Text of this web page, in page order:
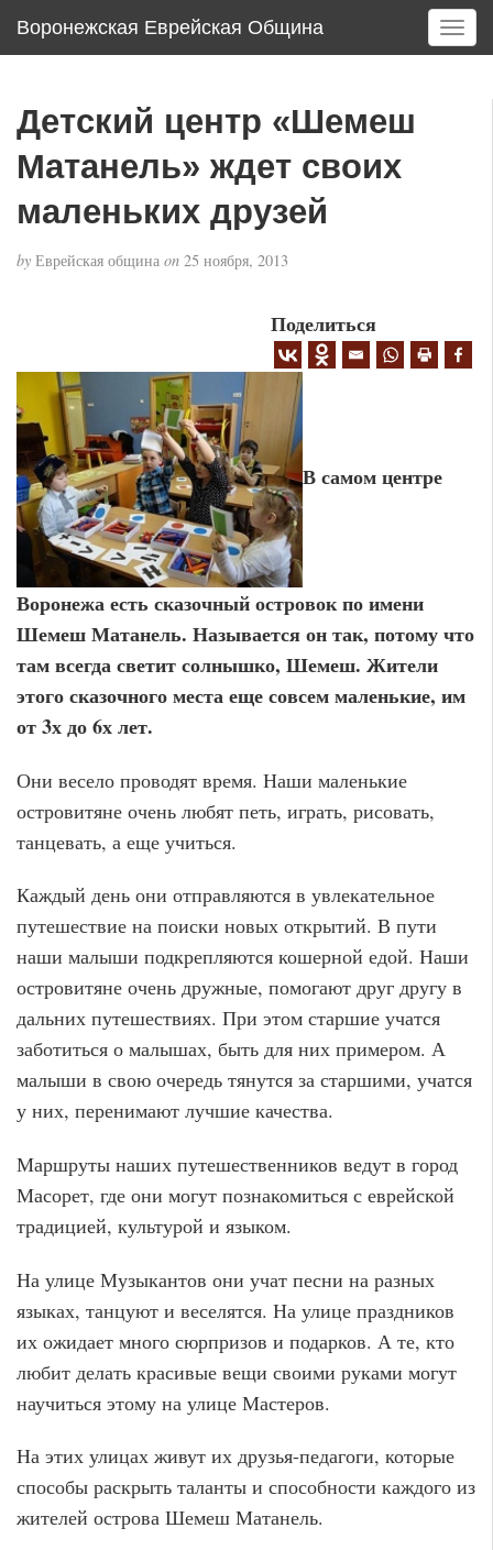
Воронежская Еврейская Община
T
o
i
o
Детский центр «Шемеш
Матанель» ждет своих
маленьких друзей
by Еврейская община on 25 ноября, 2013
Поделиться
В самом центре
Воронежа есть сказочный островок по имени
Шемеш Матанель. Называется он так, потому что
там всегда светит солнышко, Шемеш. Жители
этого сказочного места еще совсем маленькие, им
от 3х до 6х лет.
Они весело проводят время. Наши маленькие
островитяне очень любят петь, играть, рисовать,
танцевать, а еще учиться.
Каждый день они отправляются в увлекательное
путешествие на поиски новых открытий. В пути
наши малыши подкрепляются кошерной едой. Наши
островитяне очень дружные, помогают друг другу в
дальних путешествиях. При этом старшие учатся
заботиться о малышах, быть для них примером. А
малыши в свою очередь тянутся за старшими, учатся
у них, перенимают лучшие качества.
Маршруты наших путешественников ведут в город
Масорет, где они могут познакомиться с еврейской
традицией, культурой и языком.
На улице Музыкантов они учат песни на разных
языках, танцуют и веселятся. На улице праздников
их ожидает много сюрпризов и подарков. А те, кто
любит делать красивые вещи своими руками могут
научиться этому на улице Мастеров.
На этих улицах живут их друзья-педагоги, которые
способы раскрыть таланты и способности каждого из
жителей острова Шемеш Матанель.